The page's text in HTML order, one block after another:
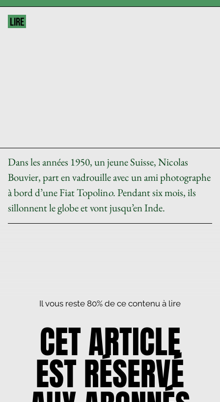
LIRE
Dans les années 1950, un jeune Suisse, Nicolas
Bouvier, part en vadrouille avec un ami photographe
à bord d’uneFiat Topolino. Pendant six mois, ils
sillonnent le globe et vont jusqu’en Inde.
Il vous reste 80% de ce contenu à lire
CET ARTICLE
EST RÉSERVÉ